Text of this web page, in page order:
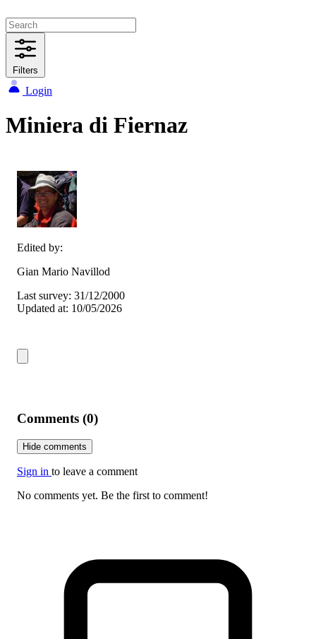
Filters
Login
Miniera di Fiernaz
Edited by:
Gian Mario Navillod
Last survey: 31/12/2000
Updated at: 10/05/2026
Comments (0)
Hide comments
Sign in to leave a comment
No comments yet. Be the first to comment!